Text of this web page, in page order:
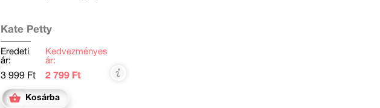
Kate Petty
Eredeti
ár:
3 999 Ft
Kedvezményes
ár:
2 799 Ft
Kosárba